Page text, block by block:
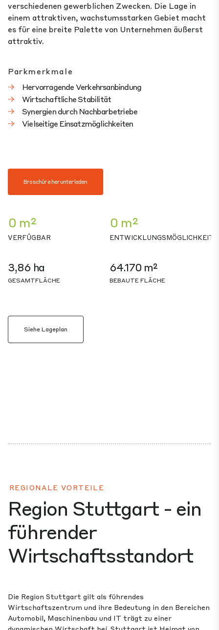
verschiedenen gewerblichen Zwecken. Die Lage in
einem attraktiven, wachstumsstarken Gebiet macht
es für eine breite Palette von Unternehmen äußerst
attraktiv.
Parkmerkmale
Hervorragende Verkehrsanbindung
Wirtschaftliche Stabilität
Synergien durch Nachbarbetriebe
Vielseitige Einsatzmöglichkeiten
Broschüre herunterladen
0 m²
VERFÜGBAR
0 m²
ENTWICKLUNGSMÖGLICHKEIT
3,86 ha
GESAMTFLÄCHE
64.170 m²
BEBAUTE FLÄCHE
Siehe Lageplan
REGIONALE VORTEILE
Region Stuttgart - ein
führender
Wirtschaftsstandort
Die Region Stuttgart gilt als führendes
Wirtschaftszentrum und ihre Bedeutung in den Bereichen
Automobil, Maschinenbau und IT trägt zu einer